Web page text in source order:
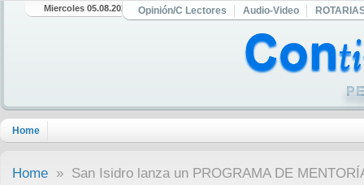
Miercoles 05.08.2026 Opinión/C Lectores Audio-Video
Home
Home » San Isidro lanza un PROGRAMA DE